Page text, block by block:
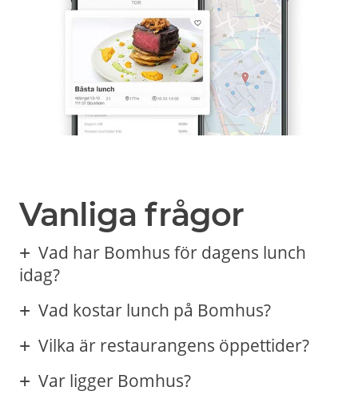
Vanliga frågor
Vad har Bomhus för dagens lunch
idag?
Vad kostar lunch på Bomhus?
Vilka är restaurangens öppettider?
Var ligger Bomhus?